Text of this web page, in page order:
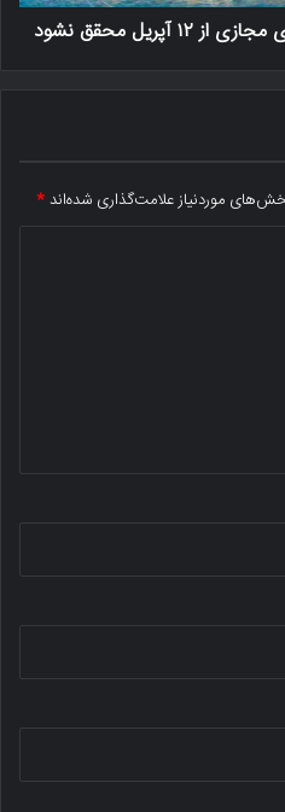
محقق نشود
موردنیاز علامت‌گذاری شده‌اند*